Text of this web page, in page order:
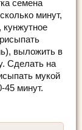
семена
минут,
кунжутное
выложить в
Сделать на
мукой
45 минут.